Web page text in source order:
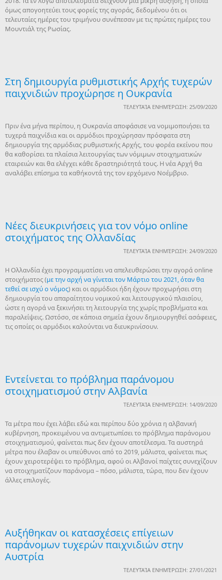
όμως απογοητεύει τους φορείς της αγοράς, δεδομένου ότι οι
τελευταίες ημέρες του τριμήνου συνέπεσαν με τις πρώτες ημέρες του
Μουντιάλ της Ρωσίας.
Στη δημιουργία ρυθμιστικής Αρχής τυχερών
παιχνιδιών προχώρησε η Ουκρανία
ΤΕΛΕΥΤΑΊΑ ΕΝΗΜΈΡΩΣΗ: 25/09/2020
Πριν ένα μήνα περίπου, η Ουκρανία αποφάσισε να νομιμοποιήσει τα
τυχερά παιχνίδια και οι αρμόδιοι προχώρησαν πρόσφατα στη
δημιουργία της αρμόδιας ρυθμιστικής Αρχής, του φορέα εκείνου που
θα καθορίσει τα πλαίσια λειτουργίας των νόμιμων στοιχηματικών
εταιρειών και θα ελέγχει κάθε δραστηριότητά τους. Η νέα Αρχή θα
αναλάβει επίσημα τα καθήκοντά της τον ερχόμενο Νοέμβριο.
Νέες διευκρινήσεις για τον νόμο online
στοιχήματος της Ολλανδίας
ΤΕΛΕΥΤΑΊΑ ΕΝΗΜΈΡΩΣΗ: 24/09/2020
Η Ολλανδία έχει προγραμματίσει να απελευθερώσει την αγορά online
στοιχήματος (με την αρχή να γίνεται τον Μάρτιο του 2021, όταν θα
τεθεί σε ισχύ ο νόμος) και οι αρμόδιοι ήδη έχουν προχωρήσει στη
δημιουργία του απαραίτητου νομικού και λειτουργικού πλαισίου,
ώστε η αγορά να ξεκινήσει τη λειτουργία της χωρίς προβλήματα και
παραλείψεις. Ωστόσο, σε κάποια σημεία έχουν δημιουργηθεί ασάφειες,
τις οποίες οι αρμόδιοι καλούνται να διευκρινίσουν.
Εντείνεται το πρόβλημα παράνομου
στοιχηματισμού στην Αλβανία
ΤΕΛΕΥΤΑΊΑ ΕΝΗΜΈΡΩΣΗ: 14/09/2020
Τα μέτρα που έχει λάβει εδώ και περίπου δύο χρόνια η αλβανική
κυβέρνηση, προκειμένου να αντιμετωπίσει το πρόβλημα παράνομου
στοιχηματισμού, φαίνεται πως δεν έχουν αποτέλεσμα. Τα αυστηρά
μέτρα που έλαβαν οι υπεύθυνοι από το 2019, μάλιστα, φαίνεται πως
έχουν χειροτερέψει το πρόβλημα, αφού οι Αλβανοί παίχτες συνεχίζουν
να στοιχηματίζουν παράνομα – πόσο, μάλιστα, τώρα, που δεν έχουν
άλλες επιλογές.
Αυξήθηκαν οι κατασχέσεις επίγειων
παράνομων τυχερών παιχνιδιών στην
Αυστρία
ΤΕΛΕΥΤΑΊΑ ΕΝΗΜΈΡΩΣΗ: 27/01/2021